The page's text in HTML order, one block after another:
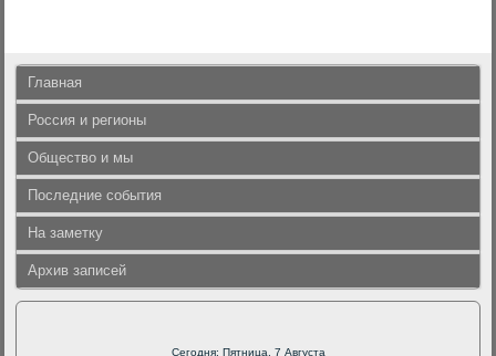
Главная
Россия и регионы
Общество и мы
Последние события
На заметку
Архив записей
Сегодня: Пятница, 7 Августа